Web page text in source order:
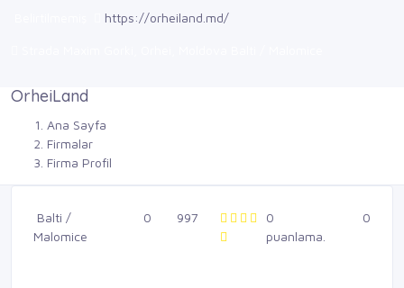
https://orheiland.md/
OrheiLand
Ana Sayfa
Firmalar
Firma Profil
Balti /
Malomice
0 997
0
puanlama.
0